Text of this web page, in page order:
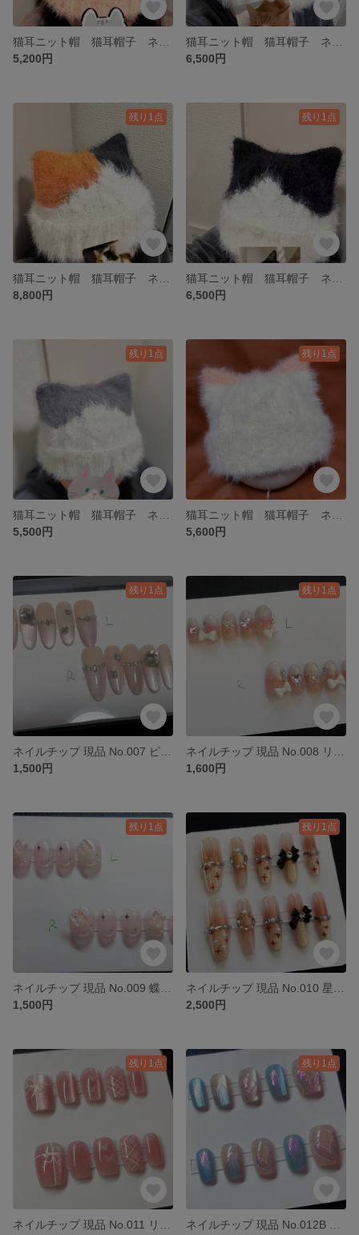
5,200円
6,500円
残り1点
8,800円
残り1点
6,500円
残り1点
5,500円
残り1点
5,600円
残り1点
1,500円
残り1点
1,600円
残り1点
1,500円
残り1点
2,500円
残り1点 残り1点